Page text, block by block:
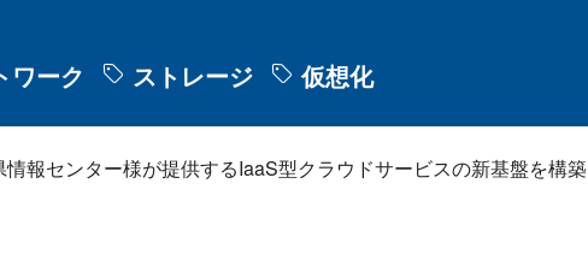
ワーク ストレージ 仮想化
報センター様が提供するIaaS型クラウドサービスの新基盤を構築